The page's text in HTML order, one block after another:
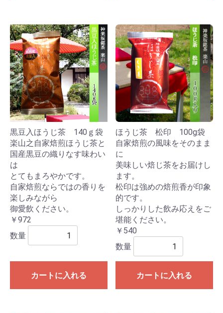
黒豆入ほうじ茶 140ｇ袋
楽山之自家焙煎ほうじ茶と
国産黒豆の織りなす味わい
は
とてもまろやかです。
自家焙煎ならではの香りを
楽しみながら
御愛飲ください。
￥972
数量
カートに入れる
ほうじ茶 松印 100g袋
自家焙煎の風味をそのまま
に
美味しい焙じ茶をお届けし
ます。
松印は強めの焙煎香が印象
的です。
しっかりした飲み応えをご
堪能ください。
￥540
数量
カートに入れる